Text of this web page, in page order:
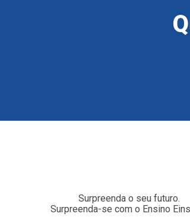
Surpreenda o seu futuro.
Surpreenda-se com o Ensino